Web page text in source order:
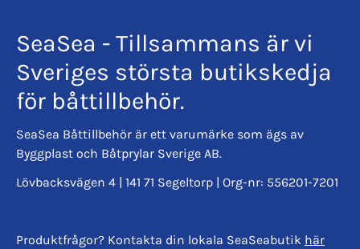
SeaSea - Tillsammans är vi
Sveriges största butikskedja
för båttillbehör.
SeaSea Båttillbehör är ett varumärke som ägs av
Byggplast och Båtprylar Sverige AB.
Lövbacksvägen 4 | 141 71 Segeltorp | Org-nr: 556201-7201
Produktfrågor? Kontakta din lokala SeaSeabutik här